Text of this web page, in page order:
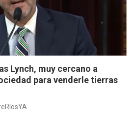
Lynch, muy cercano a
para venderle tierras